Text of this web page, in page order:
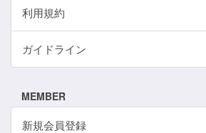
利用規約
ガイドライン
MEMBER
新規会員登録